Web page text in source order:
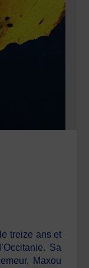
treize ans et
Sa
Maxou